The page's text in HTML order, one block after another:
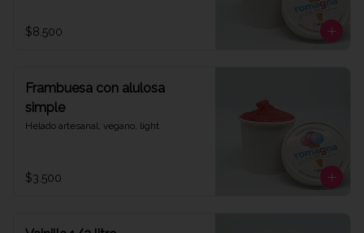
$8.500
Frambuesa con alulosa
simple
Helado artesanal, vegano, light
$3.500